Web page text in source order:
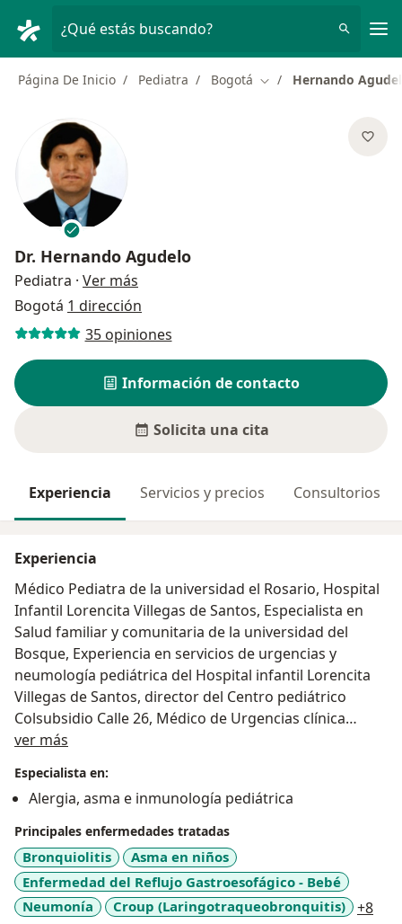
¿Qué estás buscando?
Página De Inicio Pediatra Bogotá Cambiar de ciudad
Hernando
Dr. Hernando Agudelo
Pediatra · Ver más
Bogotá 1 dirección
35 opiniones
Información de contacto
Solicita una cita
Experiencia Servicios y precios Consultorios
Experiencia
Médico Pediatra de la universidad el Rosario, Hospital
Infantil Lorencita Villegas de Santos, Especialista en
Salud familiar y comunitaria de la universidad del
Bosque, Experiencia en servicios de urgencias y
neumología pediátrica del Hospital infantil Lorencita
Villegas de Santos, director del Centro pediátrico
Colsubsidio Calle 26, Médico de Urgencias clínica
Colsubsidio, director servicio pediatría clínica San Juan
Con más de 30 años de experiencia en consulta
pediátrica enfocada en la solución de problemas
basados en la realidad y el contexto del paciente y su
familia. Miembro de la sociedad colombiana de
pediatría y miembro adherente de la sociedad
colombiana de neumología pediátrica y del colegio
ver más
Especialista en:
Alergia, asma e inmunología pediátrica
Principales enfermedades tratadas
Bronquiolitis
Asma en niños
Enfermedad del Reflujo Gastroesofágico - Bebé
Neumonía
Croup (Laringotraqueobronquitis) +8